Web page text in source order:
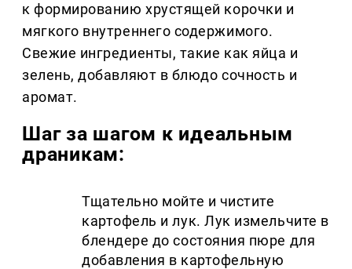
к формированию хрустящей корочки и
мягкого внутреннего содержимого.
Свежие ингредиенты, такие как яйца и
зелень, добавляют в блюдо сочность и
аромат.
Шаг за шагом к идеальным
драникам:
Тщательно мойте и чистите
картофель и лук. Лук измельчите в
блендере до состояния пюре для
добавления в картофельную